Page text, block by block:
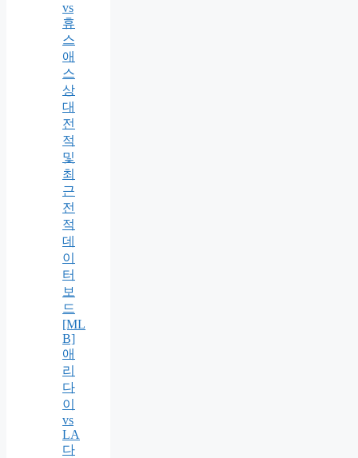
vs
휴
스
애
스
상
대
전
적
및
최
근
전
적
데
이
터
보
드
[ML
B]
애
리
다
이
vs
LA
다